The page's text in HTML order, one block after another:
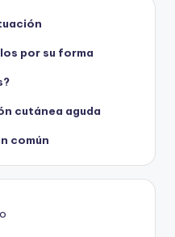
por su forma
cutánea aguda
común